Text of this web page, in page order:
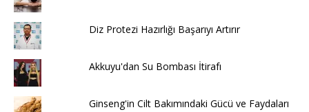
Diz Protezi Hazırlığı Başarıyı Artırır
Akkuyu'dan Su Bombası İtirafı
Ginseng'in Cilt Bakımındaki Gücü ve Faydaları